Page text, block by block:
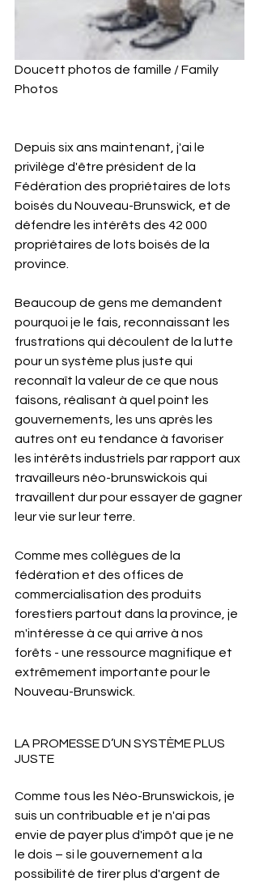
Doucett photos de famille / Family
Photos
Depuis six ans maintenant, j'ai le
privilège d'être président de la
Fédération des propriétaires de lots
boisés du Nouveau-Brunswick, et de
défendre les intérêts des 42 000
propriétaires de lots boisés de la
province.
Beaucoup de gens me demandent
pourquoi je le fais, reconnaissant les
frustrations qui découlent de la lutte
pour un système plus juste qui
reconnaît la valeur de ce que nous
faisons, réalisant à quel point les
gouvernements, les uns après les
autres ont eu tendance à favoriser
les intérêts industriels par rapport aux
travailleurs néo-brunswickois qui
travaillent dur pour essayer de gagner
leur vie sur leur terre.
Comme mes collègues de la
fédération et des offices de
commercialisation des produits
forestiers partout dans la province, je
m'intéresse à ce qui arrive à nos
forêts - une ressource magnifique et
extrêmement importante pour le
Nouveau-Brunswick.
LA PROMESSE D’UN SYSTÈME PLUS
JUSTE
Comme tous les Néo-Brunswickois, je
suis un contribuable et je n'ai pas
envie de payer plus d'impôt que je ne
le dois – si le gouvernement a la
possibilité de tirer plus d'argent de